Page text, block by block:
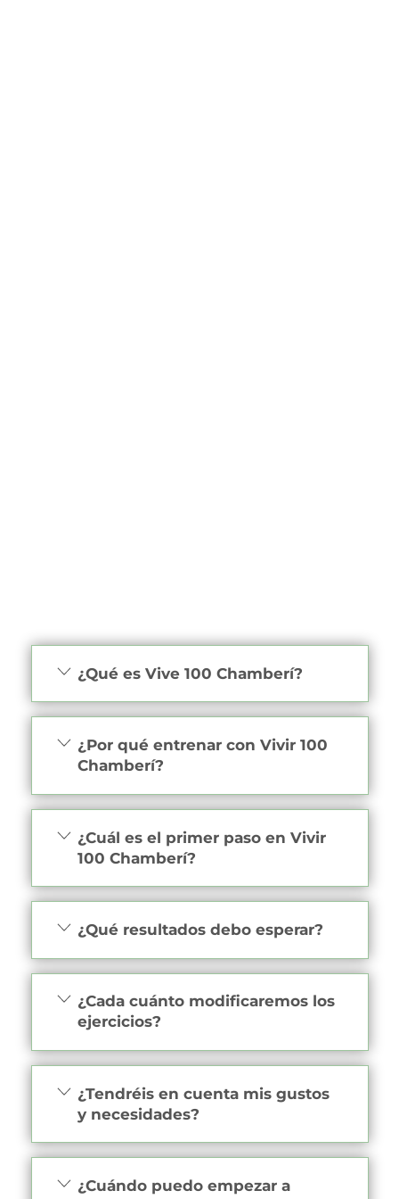
¿Qué es Vive 100 Chamberí?
¿Por qué entrenar con Vivir 100
Chamberí?
¿Cuál es el primer paso en Vivir
100 Chamberí?
¿Qué resultados debo esperar?
¿Cada cuánto modificaremos los
ejercicios?
¿Tendréis en cuenta mis gustos
y necesidades?
¿Cuándo puedo empezar a